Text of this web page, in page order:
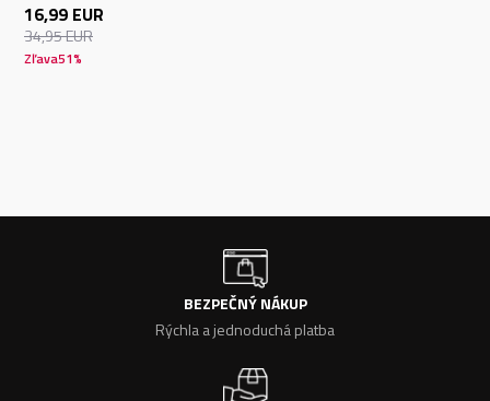
16,99 EUR
34,95EUR
Zľava51%
BEZPEČNÝ NÁKUP
Rýchla a jednoduchá platba